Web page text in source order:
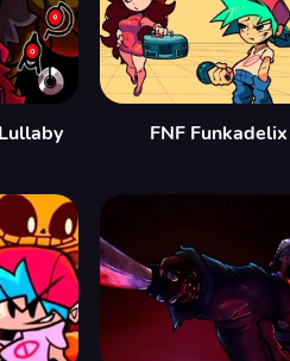
FNF Funkadelix